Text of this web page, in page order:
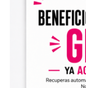
Diseños
También encontrarás
perfectos para
envases, artículos
Estos diseños